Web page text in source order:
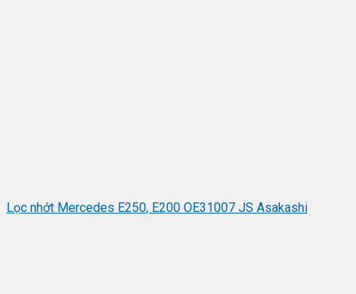
Lọc nhớt Mercedes E250, E200 OE31007 JS Asakashi